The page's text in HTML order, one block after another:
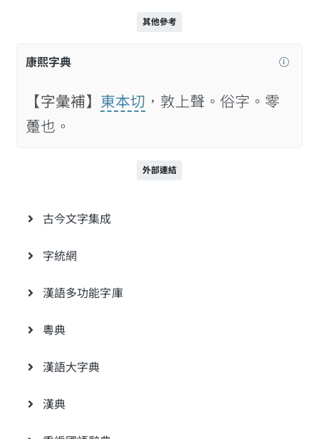
其他參考
康熙字典
【字彙補】 東本切 ，敦上聲。俗字。零
躉也。
外部連結
古今文字集成
字統網
漢語多功能字庫
粵典
漢語大字典
漢典